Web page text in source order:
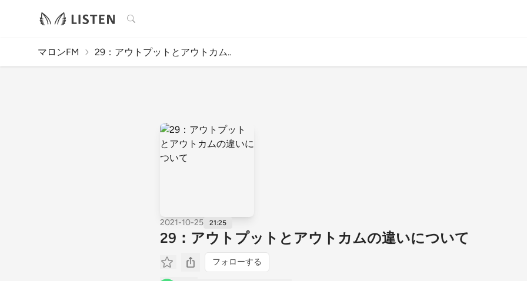
検索
マロンFM 29：アウトプットとアウトカム..
2021-10-25 21:25
29：アウトプットとアウトカムの違いについて
フォローする